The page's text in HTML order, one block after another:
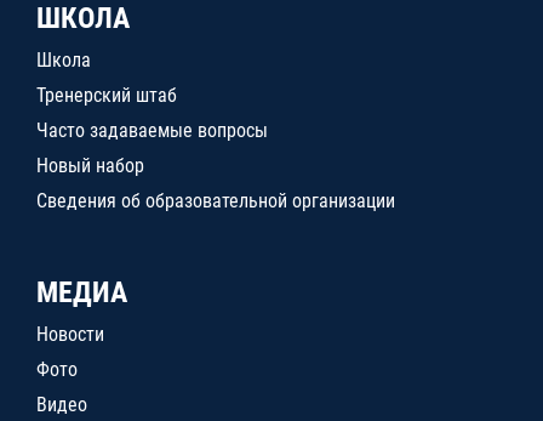
ШКОЛА
Школа
Тренерский штаб
Часто задаваемые вопросы
Новый набор
Сведения об образовательной организации
МЕДИА
Новости
Фото
Видео